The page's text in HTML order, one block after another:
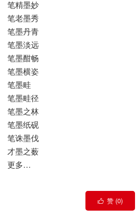
笔精墨妙
笔老墨秀
笔墨丹青
笔墨淡远
笔墨酣畅
笔墨横姿
笔墨畦
笔墨畦径
笔墨之林
笔墨纸砚
笔诛墨伐
才墨之薮
更多…
 赞 (0)